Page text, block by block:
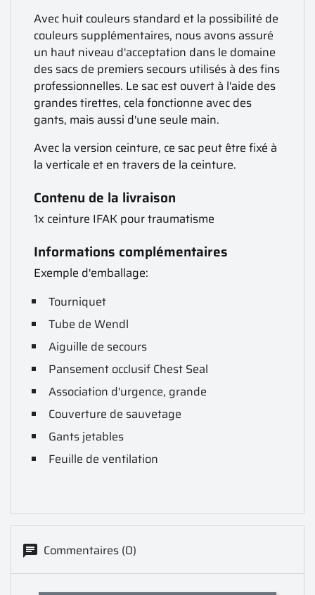
Avec huit couleurs standard et la possibilité de
couleurs supplémentaires, nous avons assuré
un haut niveau d'acceptation dans le domaine
des sacs de premiers secours utilisés à des fins
professionnelles. Le sac est ouvert à l'aide des
grandes tirettes, cela fonctionne avec des
gants, mais aussi d'une seule main.
Avec la version ceinture, ce sac peut être fixé à
la verticale et en travers de la ceinture.
Contenu de la livraison
1x ceinture IFAK pour traumatisme
Informations complémentaires
Exemple d'emballage:
Tourniquet
Tube de Wendl
Aiguille de secours
Pansement occlusif Chest Seal
Association d'urgence, grande
Couverture de sauvetage
Gants jetables
Feuille de ventilation
Commentaires (0)